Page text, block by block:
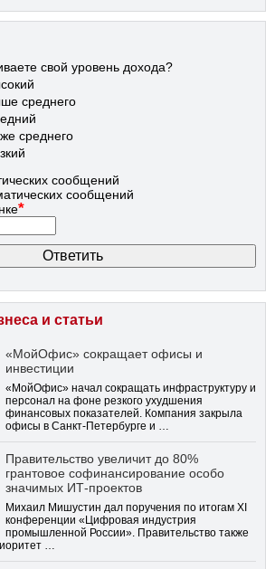
свой уровень дохода?
среднего
среднего
сообщений
*
и статьи
«МойОфис» сокращает офисы и
инвестиции
«МойОфис» начал сокращать инфраструктуру и
персонал на фоне резкого ухудшения
финансовых показателей. Компания закрыла
офисы в Санкт-Петербурге и …
Правительство увеличит до 80%
грантовое софинансирование особо
значимых ИТ-проектов
Михаил Мишустин дал поручения по итогам XI
конференции «Цифровая индустрия
промышленной России». Правительство также
…